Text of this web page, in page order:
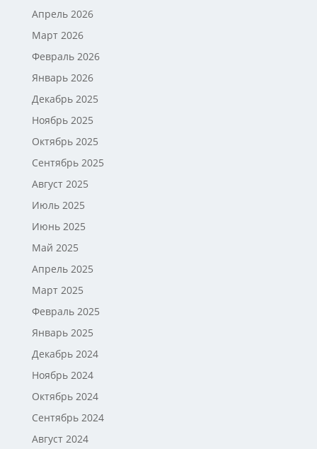
Апрель 2026
Март 2026
Февраль 2026
Январь 2026
Декабрь 2025
Ноябрь 2025
Октябрь 2025
Сентябрь 2025
Август 2025
Июль 2025
Июнь 2025
Май 2025
Апрель 2025
Март 2025
Февраль 2025
Январь 2025
Декабрь 2024
Ноябрь 2024
Октябрь 2024
Сентябрь 2024
Август 2024